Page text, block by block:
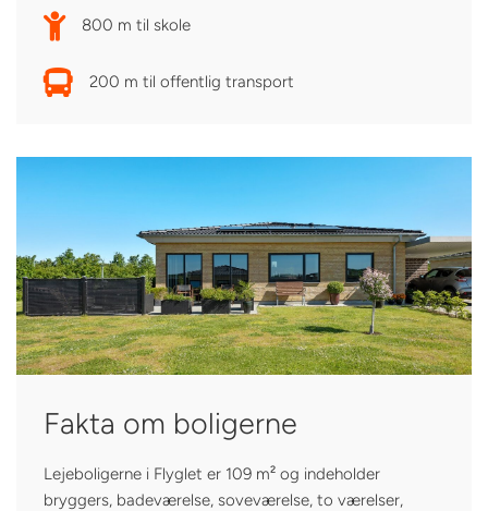
800 m til skole
200 m til offentlig transport
Fakta om boligerne
Lejeboligerne i Flyglet er 109 m² og indeholder
bryggers, badeværelse, soveværelse, to værelser,